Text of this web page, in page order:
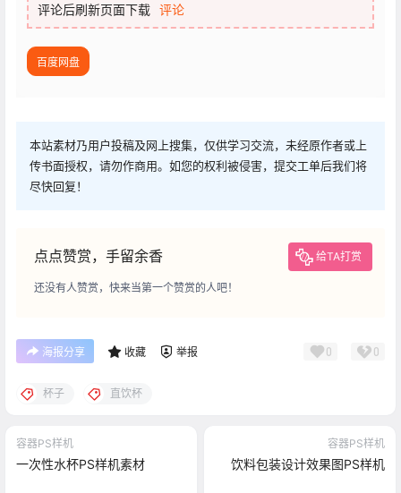
评论后刷新页面下载 评论
百度网盘
本站素材乃用户投稿及网上搜集，仅供学习交流，未经原作者或上
传书面授权，请勿作商用。如您的权利被侵害，提交工单后我们将
尽快回复！
点点赞赏，手留余香 给TA打赏
还没有人赞赏，快来当第一个赞赏的人吧！
海报分享 收藏 举报 0 0
杯子 直饮杯
容器PS样机
一次性水杯PS样机素材
容器PS样机
饮料包装设计效果图PS样机